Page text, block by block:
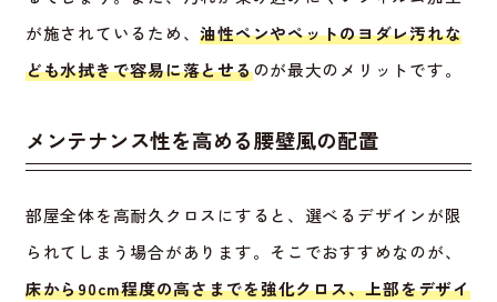
が施されているため、油性ペンやペットのヨダレ汚れな
ども水拭きで容易に落とせるのが最大のメリットです。
メンテナンス性を高める腰壁風の配置
部屋全体を高耐久クロスにすると、選べるデザインが限
られてしまう場合があります。そこでおすすめなのが、
床から90cm程度の高さまでを強化クロス、上部をデザイ